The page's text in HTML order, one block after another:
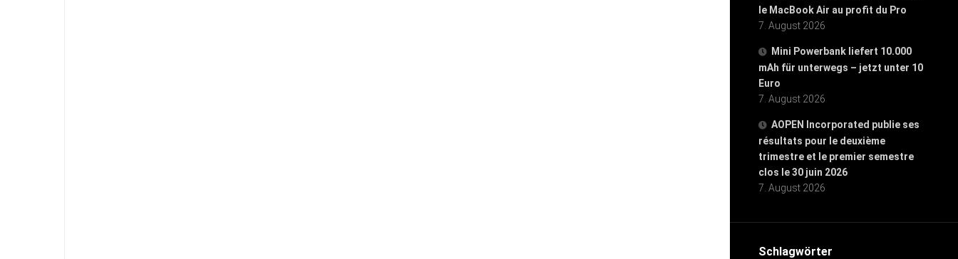
le MacBook Air au profit du Pro
7. August 2026
Mini Powerbank liefert 10.000
mAh für unterwegs – jetzt unter 10
Euro
7. August 2026
AOPEN Incorporated publie ses
résultats pour le deuxième
trimestre et le premier semestre
clos le 30 juin 2026
7. August 2026
Schlagwörter